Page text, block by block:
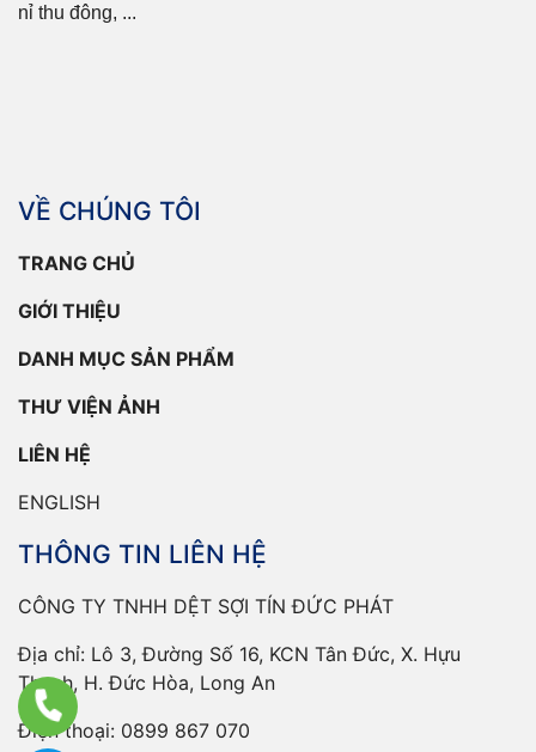
nỉ thu đông, ...
VỀ CHÚNG TÔI
TRANG CHỦ
GIỚI THIỆU
DANH MỤC SẢN PHẨM
THƯ VIỆN ẢNH
LIÊN HỆ
ENGLISH
THÔNG TIN LIÊN HỆ
CÔNG TY TNHH DỆT SỢI TÍN ĐỨC PHÁT
Địa chỉ: Lô 3, Đường Số 16, KCN Tân Đức, X. Hựu
Thạnh, H. Đức Hòa, Long An
Điện thoại: 0899 867 070